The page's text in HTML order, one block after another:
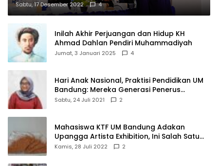
Sabtu, 17 Desember 2022 4
Inilah Akhir Perjuangan dan Hidup KH
Ahmad Dahlan Pendiri Muhammadiyah
Jumat, 3 Januari 2025 4
Hari Anak Nasional, Praktisi Pendidikan UM
Bandung: Mereka Generasi Penerus
Bangsa
Sabtu, 24 Juli 2021 2
Mahasiswa KTF UM Bandung Adakan
Upangga Artista Exhibition, Ini Salah Satu
Karyanya
Kamis, 28 Juli 2022 2